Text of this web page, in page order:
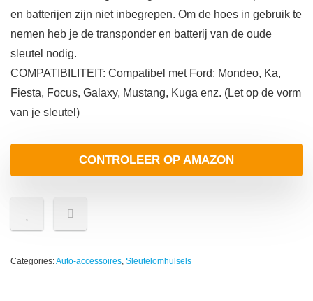
en batterijen zijn niet inbegrepen. Om de hoes in gebruik te
nemen heb je de transponder en batterij van de oude
sleutel nodig.
COMPATIBILITEIT: Compatibel met Ford: Mondeo, Ka,
Fiesta, Focus, Galaxy, Mustang, Kuga enz. (Let op de vorm
van je sleutel)
CONTROLEER OP AMAZON
Categories:Auto-accessoires, Sleutelomhulsels